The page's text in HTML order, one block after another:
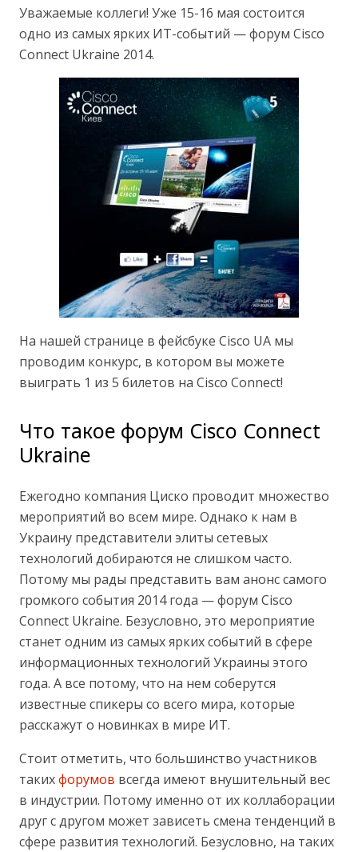
Уважаемые коллеги! Уже 15-16 мая состоится
одно из самых ярких ИТ-событий — форум Cisco
Connect Ukraine 2014.
На нашей странице в фейсбуке Cisco UA мы
проводим конкурс, в котором вы можете
выиграть 1 из 5 билетов на Cisco Connect!
Что такое форум Cisco Connect
Ukraine
Ежегодно компания Циско проводит множество
мероприятий во всем мире. Однако к нам в
Украину представители элиты сетевых
технологий добираются не слишком часто.
Потому мы рады представить вам анонс самого
громкого события 2014 года — форум Cisco
Connect Ukraine. Безусловно, это мероприятие
станет одним из самых ярких событий в сфере
информационных технологий Украины этого
года. А все потому, что на нем соберутся
известные спикеры со всего мира, которые
расскажут о новинках в мире ИТ.
Стоит отметить, что большинство участников
такихфорумов всегда имеют внушительный вес
в индустрии. Потому именно от их коллаборации
друг с другом может зависеть смена тенденций в
сфере развития технологий. Безусловно, на таких